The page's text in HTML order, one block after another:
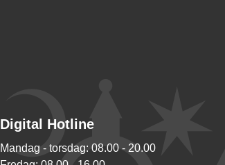
Digital Hotline
Mandag - torsdag: 08.00 - 20.00